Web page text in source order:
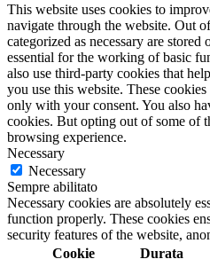
This website uses cookies to
navigate through the website. Out
categorized as necessary are
essential for the working of basic
also use third-party cookies that
you use this website. These
only with your consent. You also
cookies. But opting out of some of
browsing experience.
Necessary
Necessary
Sempre abilitato
Necessary cookies are absolutely
function properly. These cookies
security features of the website,
Cookie
Durata